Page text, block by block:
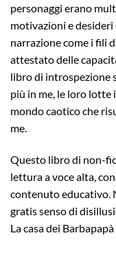
personaggi erano
motivazioni e
narrazione come i fili
attestato delle
libro di introspezione
più in me, le loro lotte
mondo caotico che
me.
Questo libro di non-
lettura a voce alta,
contenuto educativo.
gratis senso di
La casa dei